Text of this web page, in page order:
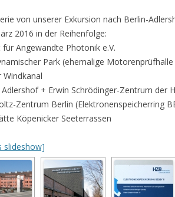
von unserer Exkursion nach Berlin-
2016 in der Reihenfolge:
Angewandte Photonik e.V.
Park (ehemalige
Windkanal
+ Erwin Schrödinger-Zentrum der
Zentrum Berlin (Elektronenspeicherring
Köpenicker Seeterrassen
slideshow]